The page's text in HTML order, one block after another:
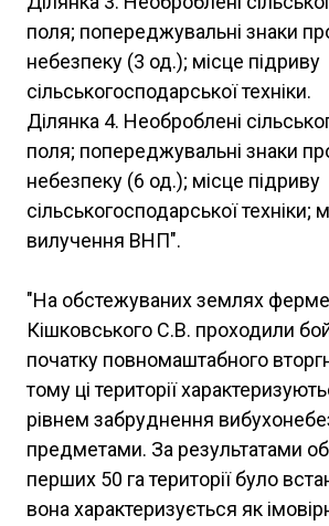
поля; попереджувальні знаки
небезпеку (3 од.); місце підриву
сільськогосподарської техніки.
Ділянка 4. Необроблені
поля; попереджувальні знаки
небезпеку (6 од.); місце підриву
сільськогосподарської техніки;
вилучення ВНП".
"На обстежуваних землях
Кішковського С.В. проходили
початку повномаштабного
тому ці території
рівнем забруднення
предметами. За результатами
перших 50 га території було
вона характеризується як